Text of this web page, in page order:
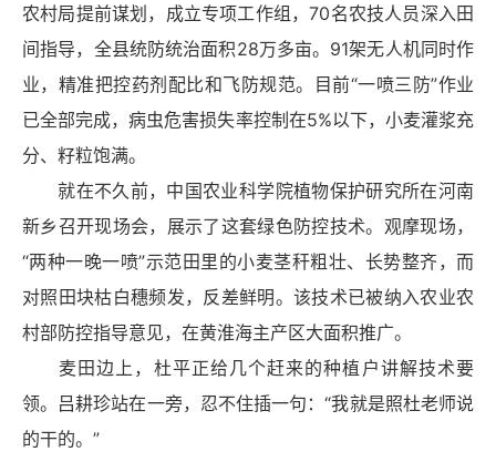
农村局提前谋划，成立专项工作组，70名农技人员深入田
间指导，全县统防统治面积28万多亩。91架无人机同时作
业，精准把控药剂配比和飞防规范。目前“一喷三防”作业
已全部完成，病虫危害损失率控制在5%以下，小麦灌浆充
分、籽粒饱满。
就在不久前，中国农业科学院植物保护研究所在河南
新乡召开现场会，展示了这套绿色防控技术。观摩现场，
“两种一晚一喷”示范田里的小麦茎秆粗壮、长势整齐，而
对照田块枯白穗频发，反差鲜明。该技术已被纳入农业农
村部防控指导意见，在黄淮海主产区大面积推广。
麦田边上，杜平正给几个赶来的种植户讲解技术要
领。吕耕珍站在一旁，忍不住插一句：“我就是照杜老师说
的干的。”